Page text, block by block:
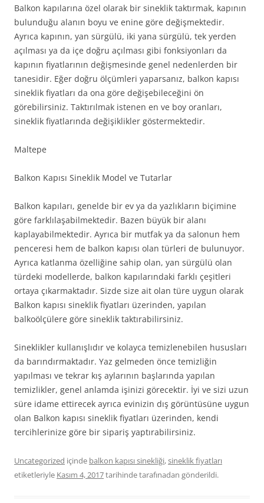
Balkon kapılarına özel olarak bir sineklik taktırmak, kapının
bulunduğu alanın boyu ve enine göre değişmektedir.
Ayrıca kapının, yan sürgülü, iki yana sürgülü, tek yerden
açılması ya da içe doğru açılması gibi fonksiyonları da
kapının fiyatlarının değişmesinde genel nedenlerden bir
tanesidir. Eğer doğru ölçümleri yaparsanız, balkon kapısı
sineklik fiyatları da ona göre değişebileceğini ön
görebilirsiniz. Taktırılmak istenen en ve boy oranları,
sineklik fiyatlarında değişiklikler göstermektedir.
Maltepe
Balkon Kapısı Sineklik Model ve Tutarlar
Balkon kapıları, genelde bir ev ya da yazlıkların biçimine
göre farklılaşabilmektedir. Bazen büyük bir alanı
kaplayabilmektedir. Ayrıca bir mutfak ya da salonun hem
penceresi hem de balkon kapısı olan türleri de bulunuyor.
Ayrıca katlanma özelliğine sahip olan, yan sürgülü olan
türdeki modellerde, balkon kapılarındaki farklı çeşitleri
ortaya çıkarmaktadır. Sizde size ait olan türe uygun olarak
Balkon kapısı sineklik fiyatları üzerinden, yapılan
balkoölçülere göre sineklik taktırabilirsiniz.
Sineklikler kullanışlıdır ve kolayca temizlenebilen hususları
da barındırmaktadır. Yaz gelmeden önce temizliğin
yapılması ve tekrar kış aylarının başlarında yapılan
temizlikler, genel anlamda işinizi görecektir. İyi ve sizi uzun
süre idame ettirecek ayrıca evinizin dış görüntüsüne uygun
olan Balkon kapısı sineklik fiyatları üzerinden, kendi
tercihlerinize göre bir sipariş yaptırabilirsiniz.
Uncategorized içinde balkon kapısı sinekliği,sineklik fiyatları
etiketleriyle Kasım 4, 2017tarihindetarafınadan gönderildi.